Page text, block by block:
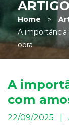
Home »
A
obra
A
com
22/09/2025 |